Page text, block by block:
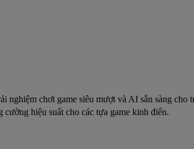
nghiệm chơi game siêu mượt và AI sẵn sàng
hiệu suất cho các tựa game kinh điển.